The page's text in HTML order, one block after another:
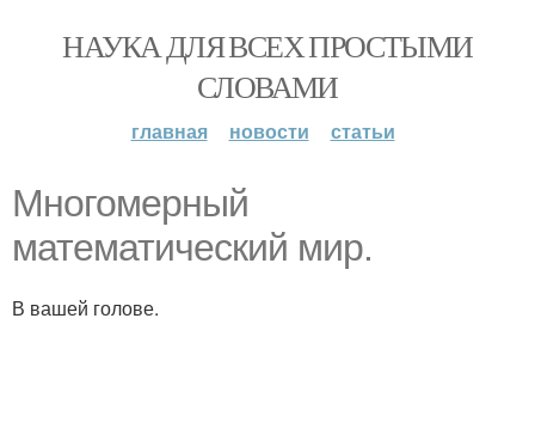
НАУКА ДЛЯ ВСЕХ ПРОСТЫМИ
СЛОВАМИ
главная новости статьи
Многомерный
математический мир.
В вашей голове.